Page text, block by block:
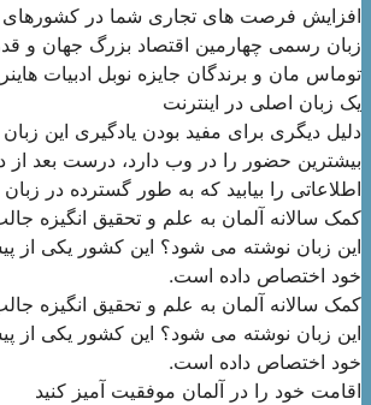
افزایش فرصت های تجاری شما در کشورهای
زبان رسمی چهارمین اقتصاد بزرگ جهان و قدرت
توماس مان و برندگان جایزه نوبل ادبیات
یک زبان اصلی در اینترنت
اطلاعاتی را بیابید که به طور گسترده در
کمک سالانه آلمان به علم و تحقیق انگیزه
این زبان نوشته می شود؟ این کشور یکی از
خود اختصاص داده است.
کمک سالانه آلمان به علم و تحقیق انگیزه
این زبان نوشته می شود؟ این کشور یکی از
خود اختصاص داده است.
اقامت خود را در آلمان موفقیت آمیز کنید